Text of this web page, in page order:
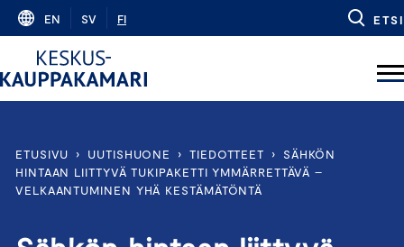
Skip
content
EN SV FI ETSI
ETUSIVU › UUTISHUONE › TIEDOTTEET ›
SÄHKÖN
HINTAAN LIITTYVÄ TUKIPAKETTI YMMÄRRETTÄVÄ –
VELKAANTUMINEN YHÄ KESTÄMÄTÖNTÄ